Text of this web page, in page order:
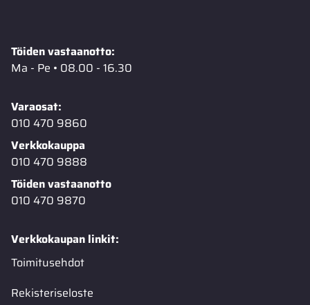
Töiden vastaanotto:
Ma - Pe • 08.00 - 16.30
Varaosat:
010 470 9860
Verkkokauppa
010 470 9888
Töiden vastaanotto
010 470 9870
Verkkokaupan linkit:
Toimitusehdot
Rekisteriseloste